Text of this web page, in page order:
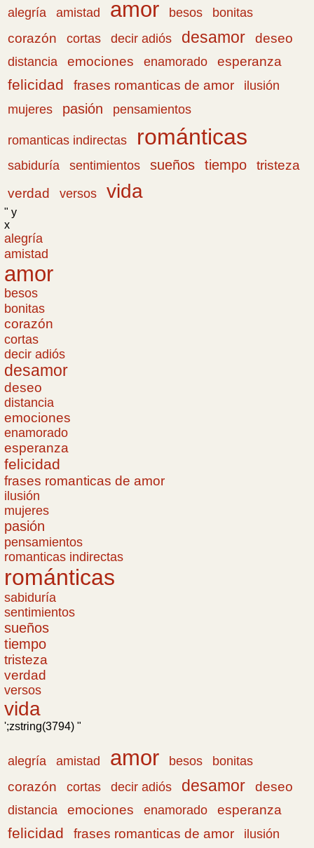
alegría amistad amor besos
bonitas
corazón
cortas decir adiós desamor deseo
distancia emociones enamorado esperanza
felicidad frases romanticas de amor
ilusión
mujeres
pasión pensamientos
romanticas indirectas románticas
sabiduría sentimientos sueños tiempo
tristeza
verdad
versos vida
" y
x
alegría
amistad
amor
besos
bonitas
corazón
cortas
decir adiós
desamor
deseo
distancia
emociones
enamorado
esperanza
felicidad
frases romanticas de amor
ilusión
mujeres
pasión
pensamientos
romanticas indirectas
románticas
sabiduría
sentimientos
sueños
tiempo
tristeza
verdad
versos
vida
';zstring(3794) "
alegría amistad amor besos
bonitas
corazón
cortas decir adiós desamor deseo
distancia emociones enamorado esperanza
felicidad frases romanticas de amor
ilusión